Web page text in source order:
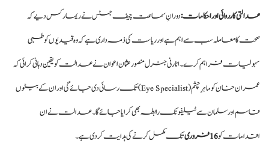
عدالتی کارروائی اور احکامات:دورانِ سماعت چیف جسٹس نے ریمارکس دیے کہ
صحت کا معاملہ سب سے اہم ہے اور ریاست کی ذمہ داری ہے کہ وہ قیدیوں کو طبی
سہولیات فراہم کرے۔ اٹارنی جنرل منصور عثمان اعوان نے عدالت کو یقین دہانی کرائی کہ
عمران خان کو ماہرِ چشم (Eye Specialist) تک رسائی دی جائے گی اور ان کے بیٹوں
قاسم اور سلمان سے ٹیلیفونک رابطہ بھی کرایا جائے گا۔ عدالت نے ان
اقدامات کو16 فروری تک مکمل کرنے کی ہدایت کر دی ہے۔